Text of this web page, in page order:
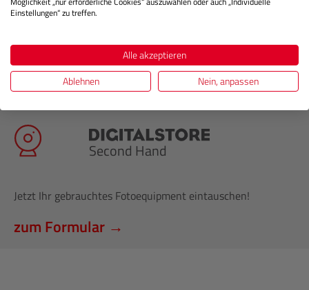
Second Hand
Jetzt Ihr gebrauchtes Fotoequipment eintauschen!
zum Formular →
Einstellungen“ zu treffen.
Alle akzeptieren
Ablehnen
Nein, anpassen